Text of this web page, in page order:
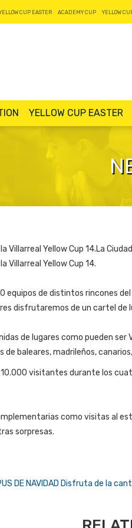
CUP EASTER ACADEMY CUP YELLOW
YELLOW CUP EASTER
Villarreal Yellow Cup 14.La
Villarreal Yellow Cup 14.
equipos de distintos rincones
disfrutaremos de un cartel de
de lugares como pueden ser
baleares, madrileños,
visitantes durante los
como visitas al
sorpresas.
DE NAVIDAD Disfruta de la